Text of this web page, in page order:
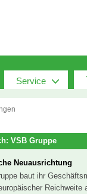
Service
VSB Gruppe
Neuausrichtung
baut ihr